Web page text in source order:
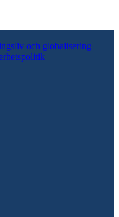
och globalisering